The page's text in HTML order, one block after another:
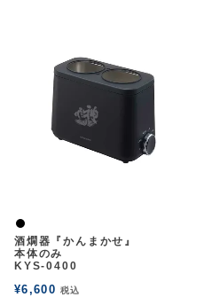
黒
酒燗器『かんまかせ』
本体のみ
KYS-0400
¥6,600 税込